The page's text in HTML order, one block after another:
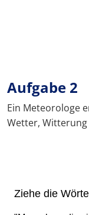
Aufgabe 2
Ein Meteorologe
Wetter, Witterung